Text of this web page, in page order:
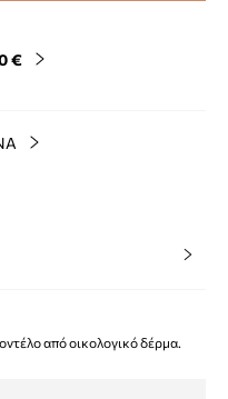
€
από οικολογικό δέρμα.